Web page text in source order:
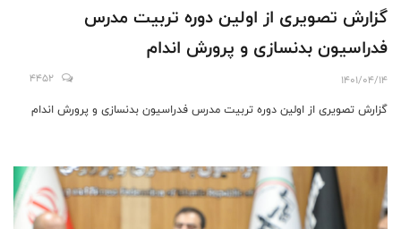
گزارش تصویری از اولین دوره تربیت مدرس
فدراسیون بدنسازی و پرورش اندام
1401/04/14
4452
گزارش تصویری از اولین دوره تربیت مدرس فدراسیون بدنسازی و پرورش اندام